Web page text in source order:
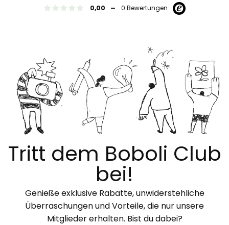
0,00 - 0 Bewertungen
Tritt dem Boboli Club
bei!
Genieße exklusive Rabatte, unwiderstehliche
Überraschungen und Vorteile, die nur unsere
Mitglieder erhalten. Bist du dabei?